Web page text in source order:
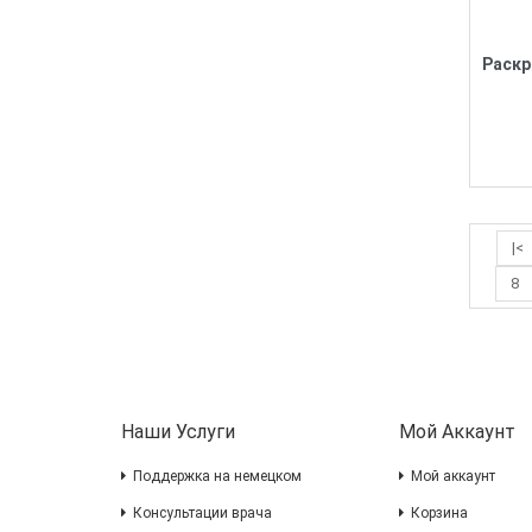
|<
8
Наши Услуги
Поддержка на немецком
Консультации врача
Мой Аккаунт
Мой аккаунт
Корзина